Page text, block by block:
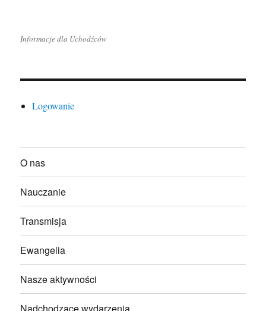
Informacje dla Uchodźców
Logowanie
O nas
Nauczanie
Transmisja
Ewangelia
Nasze aktywności
Nadchodzące wydarzenia